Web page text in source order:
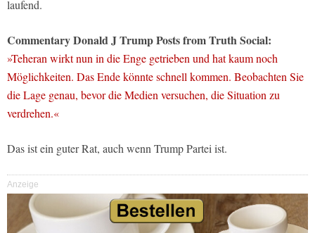
laufend.
Commentary Donald J Trump Posts from Truth Social:
»Teheran wirkt nun in die Enge getrieben und hat kaum noch
Möglichkeiten. Das Ende könnte schnell kommen. Beobachten Sie
die Lage genau, bevor die Medien versuchen, die Situation zu
verdrehen.«
Das ist ein guter Rat, auch wenn Trump Partei ist.
Anzeige